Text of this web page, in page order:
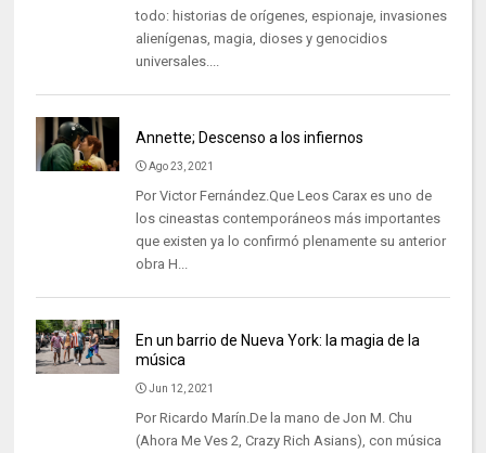
todo: historias de orígenes, espionaje, invasiones
alienígenas, magia, dioses y genocidios
universales....
Annette; Descenso a los infiernos
Ago 23, 2021
Por Victor Fernández.Que Leos Carax es uno de
los cineastas contemporáneos más importantes
que existen ya lo confirmó plenamente su anterior
obra H...
En un barrio de Nueva York: la magia de la
música
Jun 12, 2021
Por Ricardo Marín.De la mano de Jon M. Chu
(Ahora Me Ves 2, Crazy Rich Asians), con música